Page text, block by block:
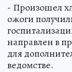
- Произошел
ожоги
направлен в
для
ведомстве.